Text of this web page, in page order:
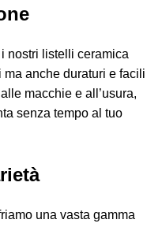
nostri listelli ceramica
anche duraturi e facili
macchie e all’usura,
senza tempo al tuo
una vasta gamma